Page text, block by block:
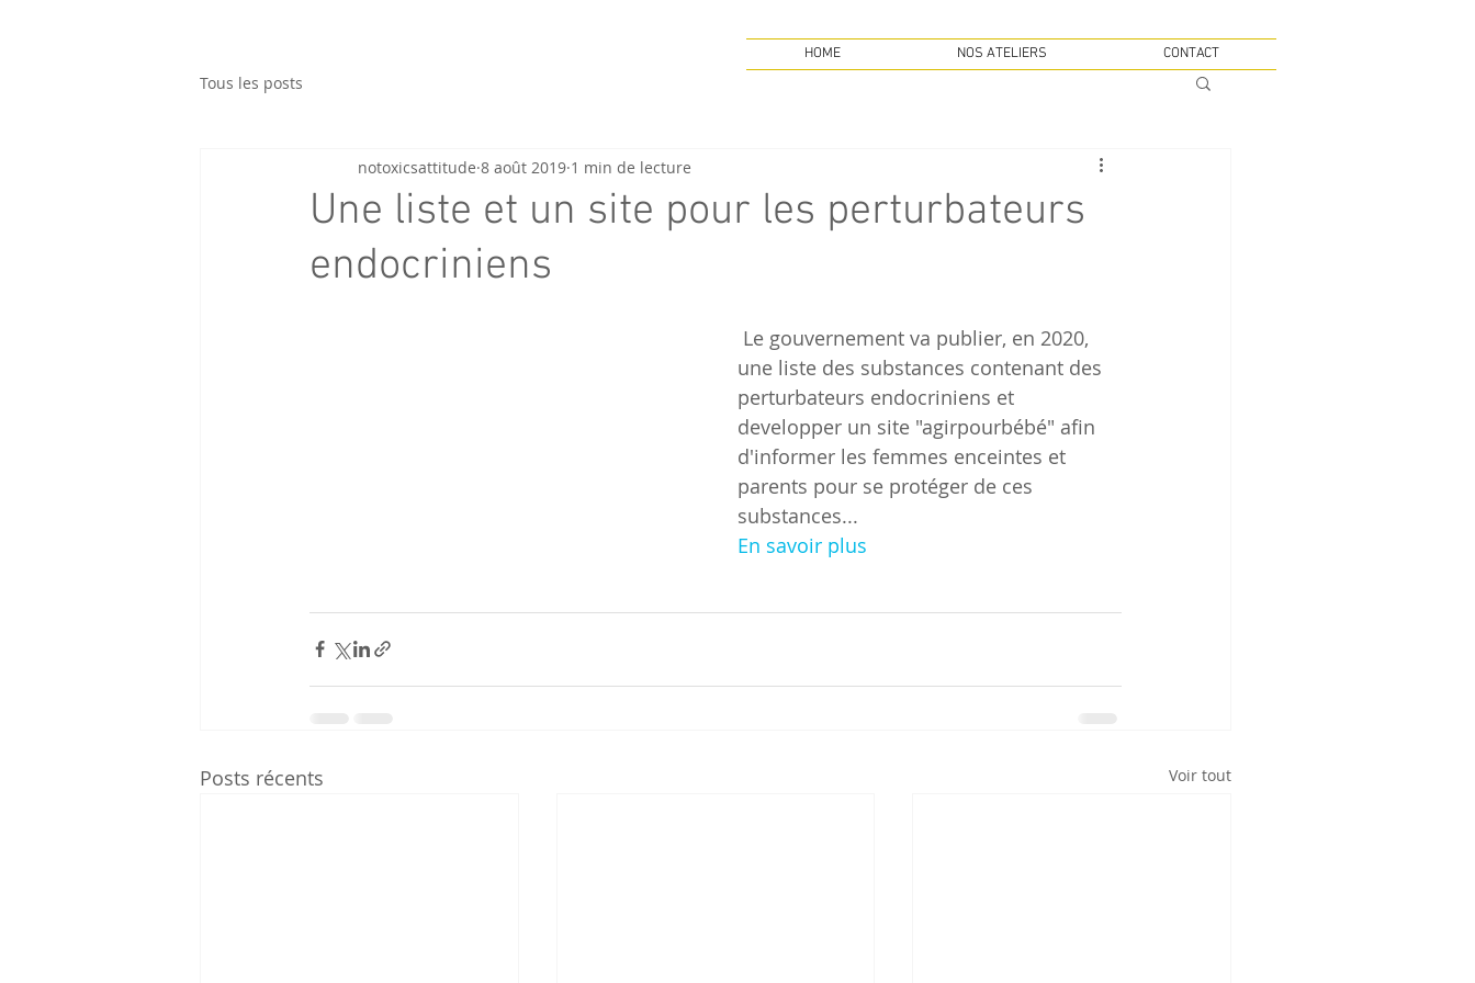
Tous les posts
Une liste et un site pour les perturbateurs
endocriniens
notoxicsattitude 8 août 2019 1 min de lecture
une liste des substances contenant des
perturbateurs endocriniens et
developper un site "agirpourbébé" afin
d'informer les femmes enceintes et
parents pour se protéger de ces
substances...
En savoir plus
Posts récents Voir tout
HOME NOS ATELIERS CONTACT